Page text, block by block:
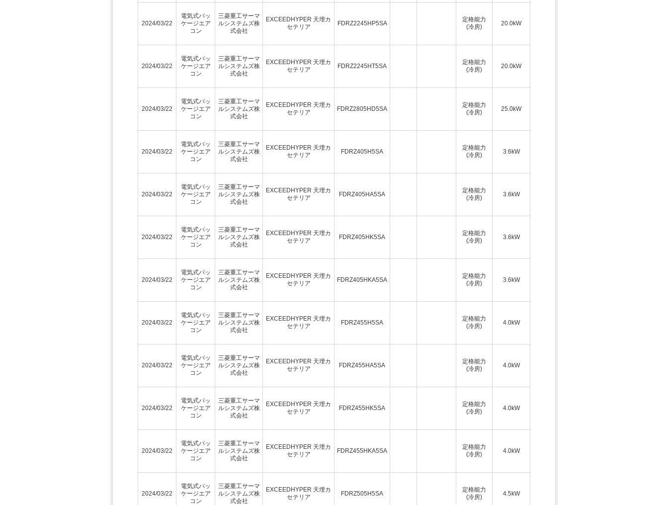
2024/03/22
電気式パッ
ケージエア
コン
三菱重工サーマ
ルシステムズ株
式会社
EXCEEDHYPER 天埋カ
セテリア
FDRZ2245HP5SA
定格能力
(冷房)
20.0kW
2024/03/22
電気式パッ
ケージエア
コン
三菱重工サーマ
ルシステムズ株
式会社
EXCEEDHYPER 天埋カ
セテリア
FDRZ2245HT5SA
定格能力
(冷房)
20.0kW
2024/03/22
電気式パッ
ケージエア
コン
三菱重工サーマ
ルシステムズ株
式会社
EXCEEDHYPER 天埋カ
セテリア
FDRZ2805HD5SA
定格能力
(冷房)
25.0kW
2024/03/22
電気式パッ
ケージエア
コン
三菱重工サーマ
ルシステムズ株
式会社
EXCEEDHYPER 天埋カ
セテリア
FDRZ405H5SA
定格能力
(冷房)
3.6kW
2024/03/22
電気式パッ
ケージエア
コン
三菱重工サーマ
ルシステムズ株
式会社
EXCEEDHYPER 天埋カ
セテリア
FDRZ405HA5SA
定格能力
(冷房)
3.6kW
2024/03/22
電気式パッ
ケージエア
コン
三菱重工サーマ
ルシステムズ株
式会社
EXCEEDHYPER 天埋カ
セテリア
FDRZ405HK5SA
定格能力
(冷房)
3.6kW
2024/03/22
電気式パッ
ケージエア
コン
三菱重工サーマ
ルシステムズ株
式会社
EXCEEDHYPER 天埋カ
セテリア
FDRZ405HKA5SA
定格能力
(冷房)
3.6kW
2024/03/22
電気式パッ
ケージエア
コン
三菱重工サーマ
ルシステムズ株
式会社
EXCEEDHYPER 天埋カ
セテリア
FDRZ455H5SA
定格能力
(冷房)
4.0kW
2024/03/22
電気式パッ
ケージエア
コン
三菱重工サーマ
ルシステムズ株
式会社
EXCEEDHYPER 天埋カ
セテリア
FDRZ455HA5SA
定格能力
(冷房)
4.0kW
2024/03/22
電気式パッ
ケージエア
コン
三菱重工サーマ
ルシステムズ株
式会社
EXCEEDHYPER 天埋カ
セテリア
FDRZ455HK5SA
定格能力
(冷房)
4.0kW
2024/03/22
電気式パッ
ケージエア
コン
三菱重工サーマ
ルシステムズ株
式会社
EXCEEDHYPER 天埋カ
セテリア
FDRZ455HKA5SA
定格能力
(冷房)
4.0kW
2024/03/22
電気式パッ
ケージエア
コン
三菱重工サーマ
ルシステムズ株
式会社
EXCEEDHYPER 天埋カ
セテリア
FDRZ505H5SA
定格能力
(冷房)
4.5kW